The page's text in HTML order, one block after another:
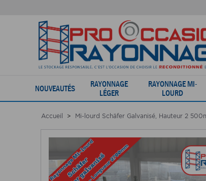
NOUVEAUTÉS
RAYONNAGE
LÉGER
RAYONNAGE MI-
LOURD
Accueil Mi-lourd Schäfer Galvanisé, Hauteur 2